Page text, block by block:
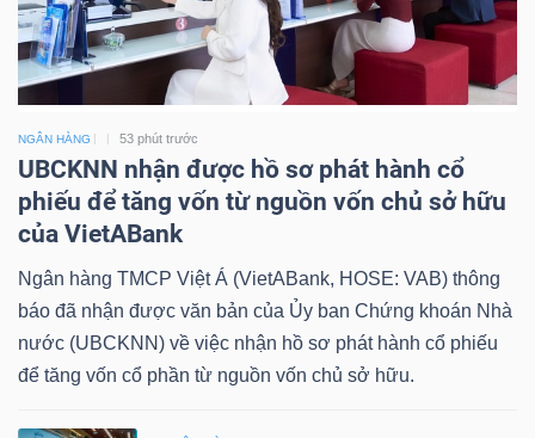
NGÂN HÀNG 53 phút trước
UBCKNN nhận được hồ sơ phát hành cổ
phiếu để tăng vốn từ nguồn vốn chủ sở hữu
của VietABank
Ngân hàng TMCP Việt Á (VietABank, HOSE: VAB) thông
báo đã nhận được văn bản của Ủy ban Chứng khoán Nhà
nước (UBCKNN) về việc nhận hồ sơ phát hành cổ phiếu
để tăng vốn cổ phần từ nguồn vốn chủ sở hữu.